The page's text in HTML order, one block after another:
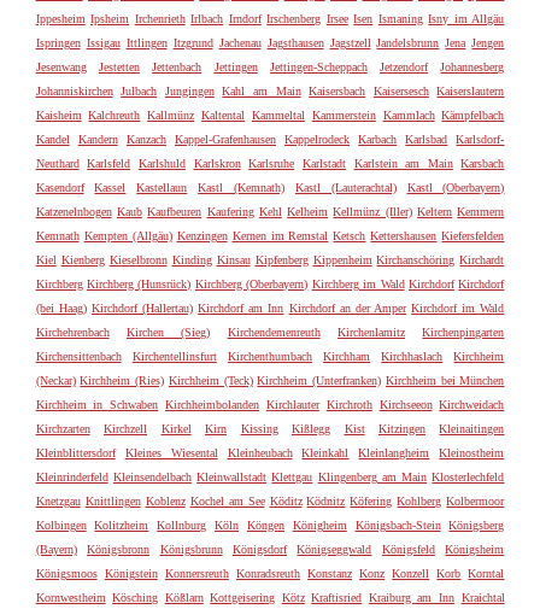
Ippesheim Ipsheim Irchenrieth Irlbach Irndorf Irschenberg Irsee Isen Ismaning Isny im Allgäu
Ispringen Issigau Ittlingen Itzgrund Jachenau Jagsthausen Jagstzell Jandelsbrunn Jena Jengen
Jesenwang
Jestetten Jettenbach Jettingen Jettingen-Scheppach Jetzendorf
Johannesberg
Johanniskirchen
Julbach Jungingen Kahl am Main Kaisersbach Kaisersesch
Kaiserslautern
Kaisheim Kalchreuth Kallmünz Kaltental Kammeltal Kammerstein Kammlach Kämpfelbach
Kandel
Kandern Kanzach Kappel-Grafenhausen Kappelrodeck Karbach Karlsbad
Karlsdorf-
Neuthard
Karlsfeld Karlshuld Karlskron Karlsruhe Karlstadt Karlstein am Main
Karsbach
Kasendorf
Kassel Kastellaun Kastl (Kemnath) Kastl (Lauterachtal)
Kastl (Oberbayern)
Katzenelnbogen Kaub Kaufbeuren Kaufering Kehl Kelheim Kellmünz (Iller) Keltern Kemmern
Kemnath Kempten (Allgäu) Kenzingen Kernen im Remstal Ketsch Kettershausen Kiefersfelden
Kiel Kienberg Kieselbronn Kinding Kinsau Kipfenberg Kippenheim Kirchanschöring Kirchardt
Kirchberg Kirchberg (Hunsrück) Kirchberg (Oberbayern) Kirchberg im Wald Kirchdorf Kirchdorf
(bei Haag) Kirchdorf (Hallertau) Kirchdorf am Inn Kirchdorf an der Amper Kirchdorf im Wald
Kirchehrenbach
Kirchen (Sieg) Kirchendemenreuth Kirchenlamitz
Kirchenpingarten
Kirchensittenbach
Kirchentellinsfurt Kirchenthumbach Kirchham Kirchhaslach
Kirchheim
(Neckar) Kirchheim (Ries) Kirchheim (Teck) Kirchheim (Unterfranken) Kirchheim bei München
Kirchheim in Schwaben Kirchheimbolanden Kirchlauter Kirchroth Kirchseeon Kirchweidach
Kirchzarten
Kirchzell Kirkel Kirn Kissing Kißlegg Kist Kitzingen
Kleinaitingen
Kleinblittersdorf
Kleines Wiesental Kleinheubach Kleinkahl Kleinlangheim
Kleinostheim
Kleinrinderfeld Kleinsendelbach Kleinwallstadt Klettgau Klingenberg am Main Klosterlechfeld
Knetzgau Knittlingen Koblenz Kochel am See Köditz Ködnitz Köfering Kohlberg Kolbermoor
Kolbingen
Kolitzheim Kollnburg Köln Köngen Königheim Königsbach-Stein
Königsberg
(Bayern)
Königsbronn Königsbrunn Königsdorf Königseggwald Königsfeld
Königsheim
Königsmoos Königstein Konnersreuth Konradsreuth Konstanz Konz Konzell Korb Korntal
Kornwestheim Kösching Kößlarn Kottgeisering Kötz Kraftisried Kraiburg am Inn Kraichtal